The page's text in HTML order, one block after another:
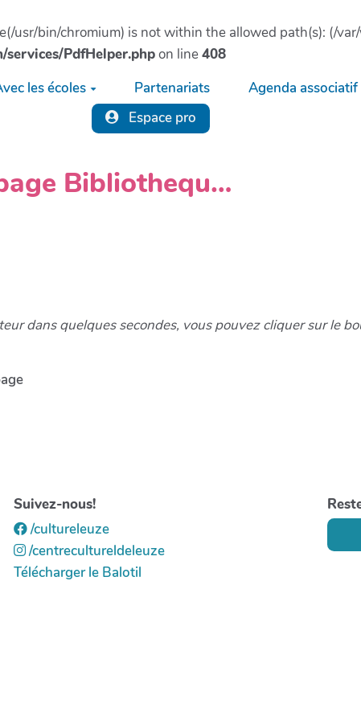
usr/bin/chromium) is not within the allowed path(s): (/
PdfHelper.phpon line408
les écoles Partenariats Agenda associatif
Espace pro
Bibliothequ…
dans quelques secondes, vous pouvez cliquer sur le
Suivez-nous!
/cultureleuze
/centrecultureldeleuze
Télécharger le Balotil